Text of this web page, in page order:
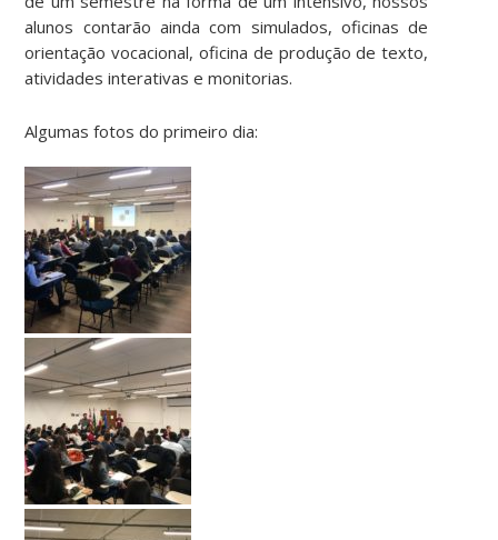
alunos contarão ainda com simulados, oficinas de
orientação vocacional, oficina de produção de texto,
atividades interativas e monitorias.
Algumas fotos do primeiro dia: